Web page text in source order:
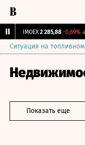
IMOEX 2 285,88 -0,69%↓
Ситуация на
Показать еще